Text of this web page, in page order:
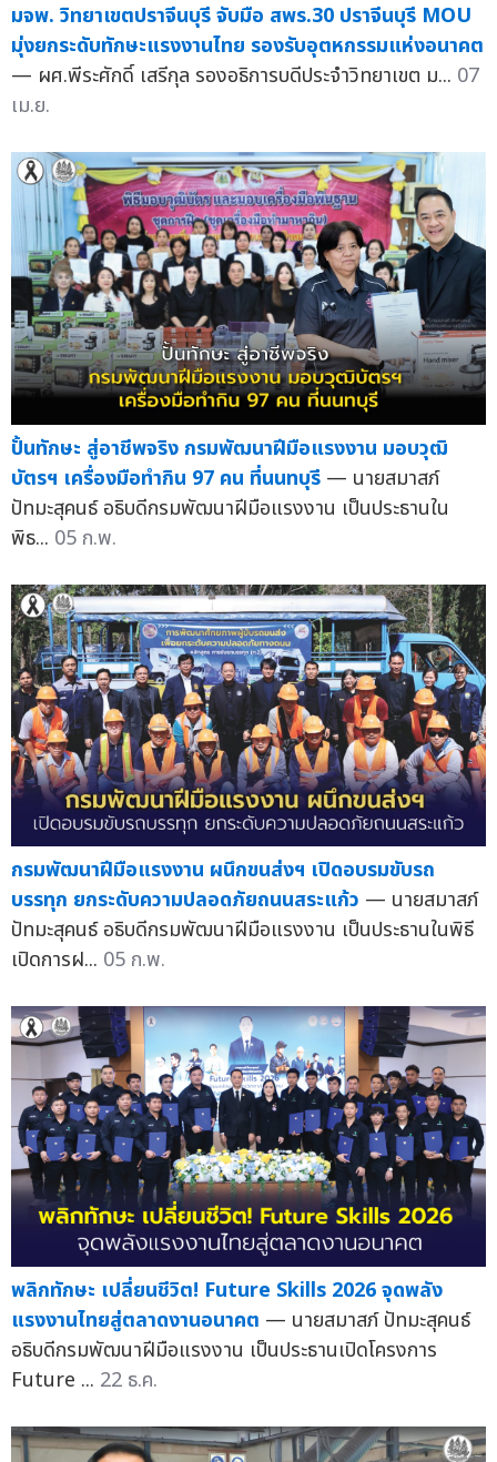
มจพ. วิทยาเขตปราจีนบุรี จับมือ สพร.30 ปราจีนบุรี MOU
มุ่งยกระดับทักษะแรงงานไทย รองรับอุตหกรรมแห่งอนาคต
— ผศ.พีระศักดิ์ เสรีกุล รองอธิการบดีประจำวิทยาเขต ม... 07
เม.ย.
ปั้นทักษะ สู่อาชีพจริง กรมพัฒนาฝีมือแรงงาน มอบวุฒิ
บัตรฯ เครื่องมือทำกิน 97 คน ที่นนทบุรี — นายสมาสภ์
ปัทมะสุคนธ์ อธิบดีกรมพัฒนาฝีมือแรงงาน เป็นประธานใน
พิธ... 05 ก.พ.
กรมพัฒนาฝีมือแรงงาน ผนึกขนส่งฯ เปิดอบรมขับรถ
บรรทุก ยกระดับความปลอดภัยถนนสระแก้ว — นายสมาสภ์
ปัทมะสุคนธ์ อธิบดีกรมพัฒนาฝีมือแรงงาน เป็นประธานในพิธี
เปิดการฝ... 05 ก.พ.
พลิกทักษะ เปลี่ยนชีวิต! Future Skills 2026 จุดพลัง
แรงงานไทยสู่ตลาดงานอนาคต — นายสมาสภ์ ปัทมะสุคนธ์
อธิบดีกรมพัฒนาฝีมือแรงงาน เป็นประธานเปิดโครงการ
Future ... 22 ธ.ค.